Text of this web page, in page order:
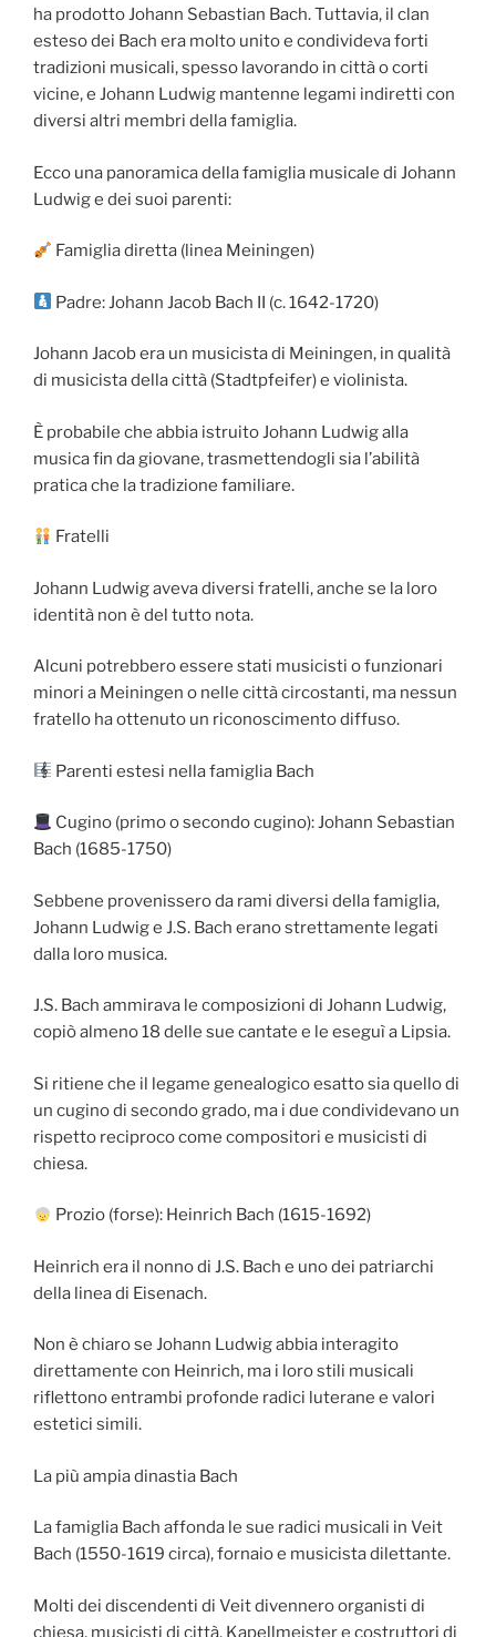
ha prodotto Johann Sebastian Bach. Tuttavia, il clan
esteso dei Bach era molto unito e condivideva forti
tradizioni musicali, spesso lavorando in città o corti
vicine, e Johann Ludwig mantenne legami indiretti con
diversi altri membri della famiglia.
Ecco una panoramica della famiglia musicale di Johann
Ludwig e dei suoi parenti:
Famiglia diretta (linea Meiningen)
Padre: Johann Jacob Bach II (c. 1642-1720)
Johann Jacob era un musicista di Meiningen, in qualità
di musicista della città (Stadtpfeifer) e violinista.
È probabile che abbia istruito Johann Ludwig alla
musica fin da giovane, trasmettendogli sia l’abilità
pratica che la tradizione familiare.
Fratelli
Johann Ludwig aveva diversi fratelli, anche se la loro
identità non è del tutto nota.
Alcuni potrebbero essere stati musicisti o funzionari
minori a Meiningen o nelle città circostanti, ma nessun
fratello ha ottenuto un riconoscimento diffuso.
Parenti estesi nella famiglia Bach
Cugino (primo o secondo cugino): Johann Sebastian
Bach (1685-1750)
Sebbene provenissero da rami diversi della famiglia,
Johann Ludwig e J.S. Bach erano strettamente legati
dalla loro musica.
J.S. Bach ammirava le composizioni di Johann Ludwig,
copiò almeno 18 delle sue cantate e le eseguì a Lipsia.
Si ritiene che il legame genealogico esatto sia quello di
un cugino di secondo grado, ma i due condividevano un
rispetto reciproco come compositori e musicisti di
chiesa.
Prozio (forse): Heinrich Bach (1615-1692)
Heinrich era il nonno di J.S. Bach e uno dei patriarchi
della linea di Eisenach.
Non è chiaro se Johann Ludwig abbia interagito
direttamente con Heinrich, ma i loro stili musicali
riflettono entrambi profonde radici luterane e valori
estetici simili.
La più ampia dinastia Bach
La famiglia Bach affonda le sue radici musicali in Veit
Bach (1550-1619 circa), fornaio e musicista dilettante.
Molti dei discendenti di Veit divennero organisti di
chiesa, musicisti di città, Kapellmeister e costruttori di